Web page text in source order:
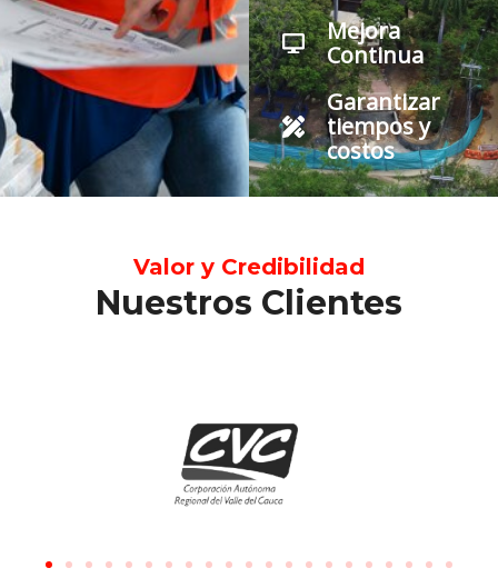
Mejora
Continua
Garantizar
tiempos y
costos
Valor y Credibilidad
Nuestros Clientes